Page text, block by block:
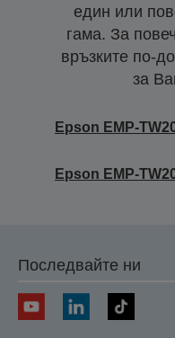
един или
гама. За
връзките по-
за
Epson EMP-
Epson EMP-
Последвайте ни